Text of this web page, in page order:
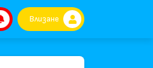
Влизане